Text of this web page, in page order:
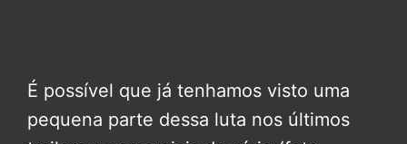
É possível que já tenhamos visto uma
pequena parte dessa luta nos últimos